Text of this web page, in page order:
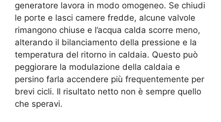
generatore lavora in modo omogeneo. Se chiudi
le porte e lasci camere fredde, alcune valvole
rimangono chiuse e l’acqua calda scorre meno,
alterando il bilanciamento della pressione e la
temperatura del ritorno in caldaia. Questo può
peggiorare la modulazione della caldaia e
persino farla accendere più frequentemente per
brevi cicli. Il risultato netto non è sempre quello
che speravi.